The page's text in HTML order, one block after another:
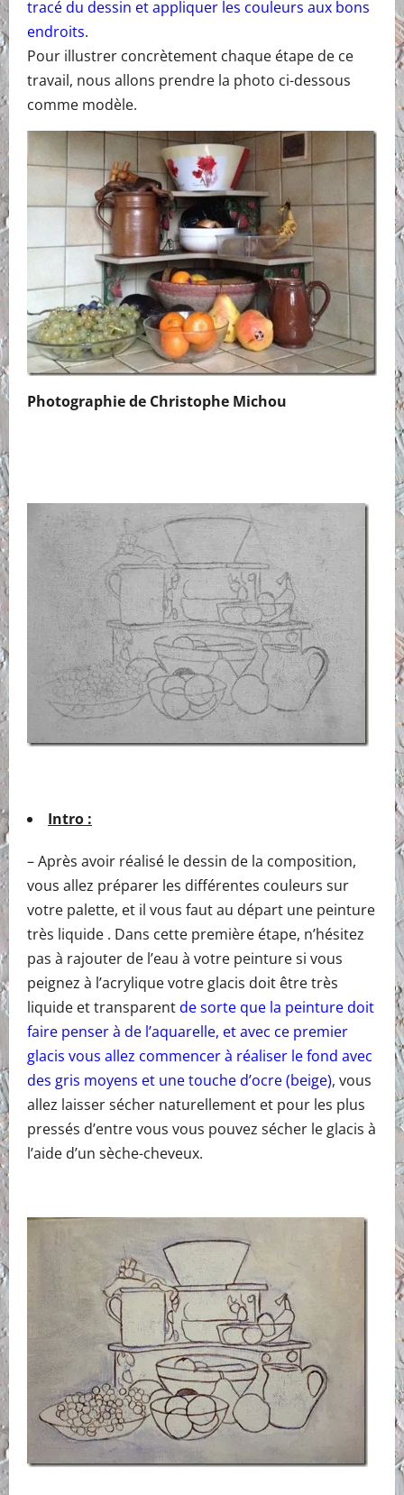
tracé du dessin et appliquer les couleurs aux bons
endroits.
Pour illustrer concrètement chaque étape de ce
travail, nous allons prendre la photo ci-dessous
comme modèle.
Photographie de Christophe Michou
Intro :
– Après avoir réalisé le dessin de la composition,
vous allez préparer les différentes couleurs sur
votre palette, et il vous faut au départ une peinture
très liquide . Dans cette première étape, n’hésitez
pas à rajouter de l’eau à votre peinture si vous
peignez à l’acrylique votre glacis doit être très
liquide et transparentde sorte que la peinture doit
faire penser à de l’aquarelle, et avec ce premier
glacis vous allez commencer à réaliser le fond avec
des gris moyens et une touche d’ocre (beige), vous
allez laisser sécher naturellement et pour les plus
pressés d’entre vous vous pouvez sécher le glacis à
l’aide d’un sèche-cheveux.